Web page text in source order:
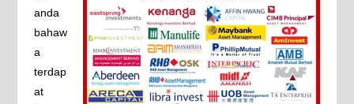
anda
bahaw
a
terdap
at